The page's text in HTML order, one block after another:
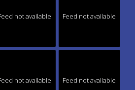
not available Feed not available
not available Feed not available